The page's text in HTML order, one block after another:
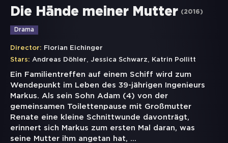
Die Hände meiner Mutter (2016)
Drama
Director: Florian Eichinger
Stars: Andreas Döhler, Jessica Schwarz, Katrin Pollitt
Ein Familientreffen auf einem Schiff wird zum
Wendepunkt im Leben des 39-jährigen Ingenieurs
Markus. Als sein Sohn Adam (4) von der
gemeinsamen Toilettenpause mit Großmutter
Renate eine kleine Schnittwunde davonträgt,
erinnert sich Markus zum ersten Mal daran, was
seine Mutter ihm angetan hat, ...